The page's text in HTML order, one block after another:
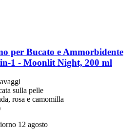
per Bucato e Ammorbidente
​1 -​ Moonlit Night, 200 ml
sulla pelle
rosa e camomilla
12 agosto